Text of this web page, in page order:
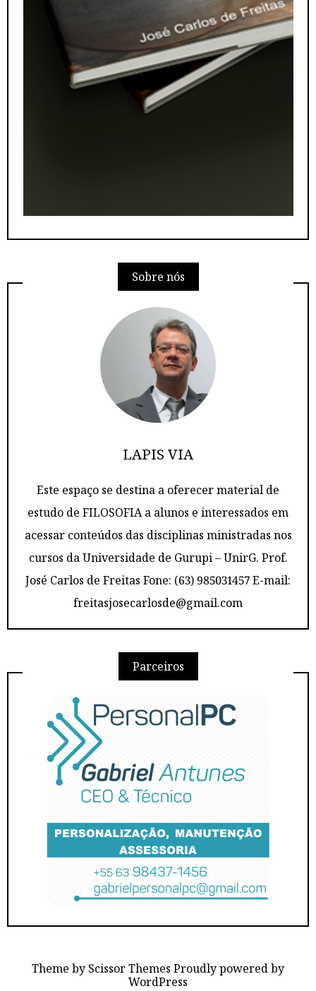
Sobre nós
LAPIS VIA
Este espaço se destina a oferecer material de
estudo de FILOSOFIA a alunos e interessados em
acessar conteúdos das disciplinas ministradas nos
cursos da Universidade de Gurupi – UnirG. Prof.
José Carlos de Freitas Fone: (63) 985031457 E-mail:
freitasjosecarlosde@gmail.com
Parceiros
Theme by Scissor Themes Proudly powered by
WordPress